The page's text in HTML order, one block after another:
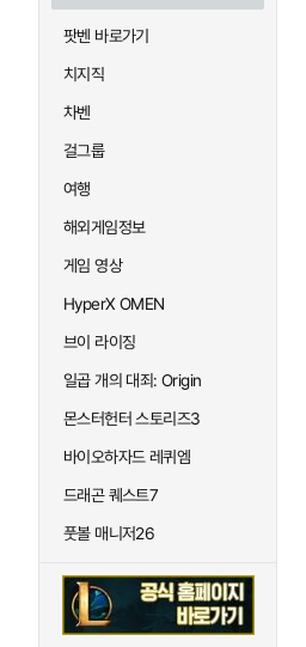
팟벤 바로가기
치지직
차벤
걸그룹
여행
해외게임정보
게임 영상
HyperX OMEN
브이 라이징
일곱 개의 대죄: Origin
몬스터헌터 스토리즈3
바이오하자드 레퀴엠
드래곤 퀘스트7
풋볼 매니저26